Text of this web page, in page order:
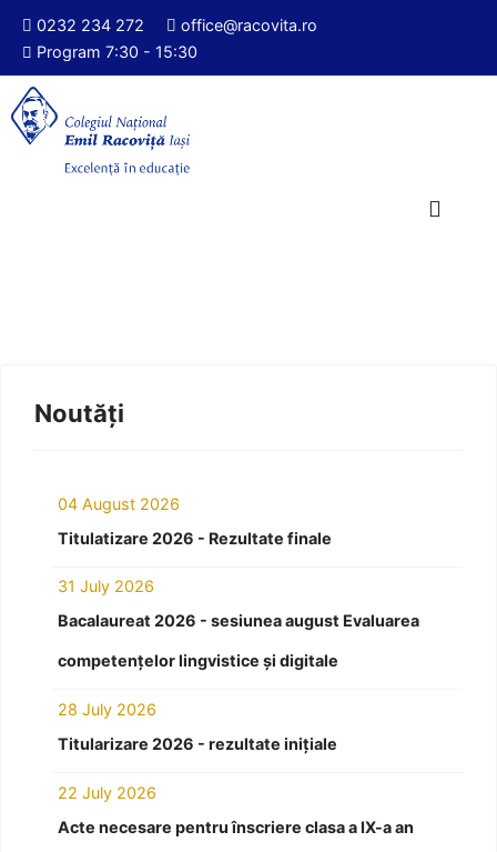
0232 234 272
office@racovita.ro
Program 7:30 - 15:30
Noutăți
04 August 2026
Titulatizare 2026 - Rezultate finale
31 July 2026
Bacalaureat 2026 - sesiunea august Evaluarea
competențelor lingvistice și digitale
28 July 2026
Titularizare 2026 - rezultate inițiale
22 July 2026
Acte necesare pentru înscriere clasa a IX-a an